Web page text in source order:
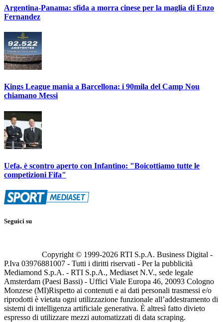
Argentina-Panama: sfida a morra cinese per la maglia di Enzo
Fernandez
Kings League mania a Barcellona: i 90mila del Camp Nou
chiamano Messi
Uefa, è scontro aperto con Infantino: "Boicottiamo tutte le
competizioni Fifa"
Seguici su
Copyright © 1999-2026 RTI S.p.A. Business Digital -
P.Iva 03976881007 - Tutti i diritti riservati - Per la pubblicità
Mediamond S.p.A. - RTI S.p.A., Mediaset N.V., sede legale
Amsterdam (Paesi Bassi) - Uffici Viale Europa 46, 20093 Cologno
Monzese (MI)Rispetto ai contenuti e ai dati personali trasmessi e/o
riprodotti è vietata ogni utilizzazione funzionale all’addestramento di
sistemi di intelligenza artificiale generativa. È altresì fatto divieto
espresso di utilizzare mezzi automatizzati di data scraping.